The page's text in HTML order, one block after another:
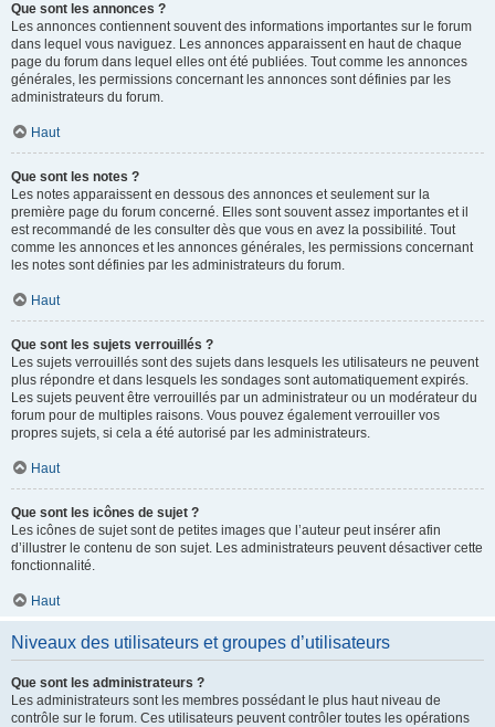
Que sont les annonces ?
Les annonces contiennent souvent des informations importantes sur le forum
dans lequel vous naviguez. Les annonces apparaissent en haut de chaque
page du forum dans lequel elles ont été publiées. Tout comme les annonces
générales, les permissions concernant les annonces sont définies par les
administrateurs du forum.
Haut
Que sont les notes ?
Les notes apparaissent en dessous des annonces et seulement sur la
première page du forum concerné. Elles sont souvent assez importantes et il
est recommandé de les consulter dès que vous en avez la possibilité. Tout
comme les annonces et les annonces générales, les permissions concernant
les notes sont définies par les administrateurs du forum.
Haut
Que sont les sujets verrouillés ?
Les sujets verrouillés sont des sujets dans lesquels les utilisateurs ne peuvent
plus répondre et dans lesquels les sondages sont automatiquement expirés.
Les sujets peuvent être verrouillés par un administrateur ou un modérateur du
forum pour de multiples raisons. Vous pouvez également verrouiller vos
propres sujets, si cela a été autorisé par les administrateurs.
Haut
Que sont les icônes de sujet ?
Les icônes de sujet sont de petites images que l’auteur peut insérer afin
d’illustrer le contenu de son sujet. Les administrateurs peuvent désactiver cette
fonctionnalité.
Haut
Niveaux des utilisateurs et groupes d’utilisateurs
Que sont les administrateurs ?
Les administrateurs sont les membres possédant le plus haut niveau de
contrôle sur le forum. Ces utilisateurs peuvent contrôler toutes les opérations